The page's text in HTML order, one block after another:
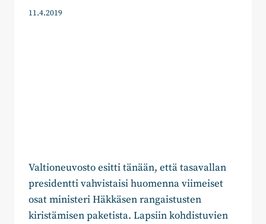
11.4.2019
Valtioneuvosto esitti tänään, että tasavallan
presidentti vahvistaisi huomenna viimeiset
osat ministeri Häkkäsen rangaistusten
kiristämisen paketista. Lapsiin kohdistuvien